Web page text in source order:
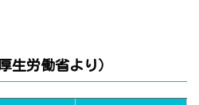
生労働省より）